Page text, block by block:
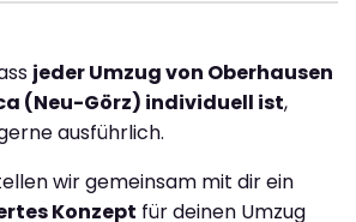
jeder Umzug von Oberhausen
(Neu-Görz) individuell ist,
ausführlich.
wir gemeinsam mit dir ein
Konzept für deinen Umzug